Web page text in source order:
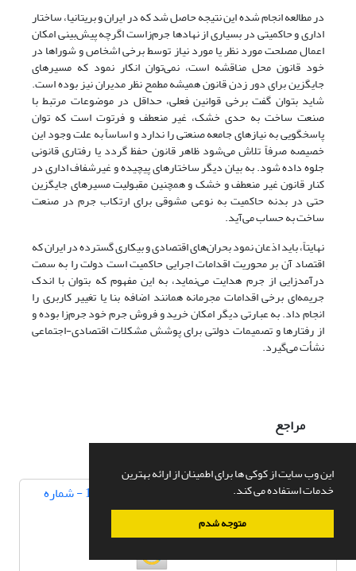
این وب سایت از کوکی ها برای اطمینان از ارائه بهترین
خدمات استفاده می کند.
متوجه شدم
در مطالعه انجام شده این نتیجه حاصل شد که در ایران و بریتانیا، ساختار
اداری و حاکمیتی در بسیاری از نهادها جرم‌زاست اگرچه پیش‌بینی امکان
اعمال مصلحت مورد نظر یا مورد نیاز توسط برخی اشخاص و شوراها در
خود قانون محل مناقشه است، نمی‌توان انکار نمود که مسیرهای
جایگزین برای دور زدن قانون همیشه مطمح نظر مدیران نیز بوده است.
شاید بتوان گفت برخی قوانین فعلی، حداقل در موضوعات مرتبط با
صنعت ساخت به حدی خشک، غیر منعطف و فرتوت است که توان
پاسخگویی به نیازهای جامعه صنعتی را ندارد و اساساً به علت وجود این
خصیصه صرفاً تلاش می‌شود ظاهر قانون حفظ گردد یا رفتاری قانونی
جلوه داده شود. به بیان دیگر ساختارهای پیچیده و غیرشفاف اداری در
کنار قانون غیر منعطف و خشک و همچنین مقبولیت مسیرهای جایگزین
حتی در بدنه حاکمیت به نوعی مشوقی برای ارتکاب جرم در صنعت
ساخت به حساب می‌آید.
نهایتاً، باید اذعان نمود بحران‌های اقتصادی و بیکاری گسترده در ایران که
اقتصاد آن بر محوریت اقدامات اجرایی حاکمیت است دولت را به سمت
درآمدزایی از جرم هدایت می‌نماید، به این مفهوم که بتوان با اندک
جریمه‌ای برخی اقدامات مجرمانه همانند اضافه بنا یا تغییر کاربری را
انجام داد. به عبارتی دیگر امکان خرید و فروش جرم خود جرم‌زا بوده و
از رفتارها و تصمیمات دولتی برای پوشش مشکلات اقتصادی-اجتماعی
نشأت می‌گیرد.
مراجع
دوره 5، شماره 14 - شماره
پیاپی 14